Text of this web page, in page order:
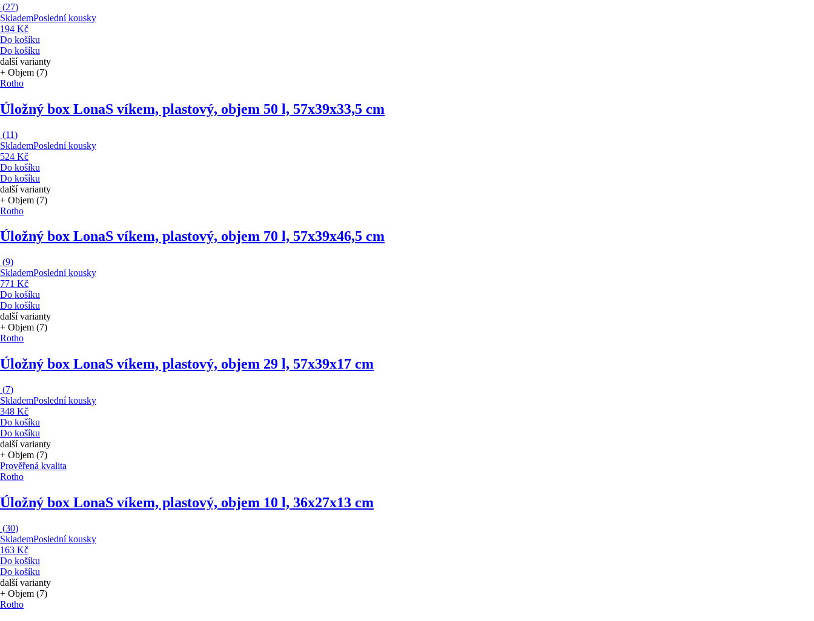
(27)
SklademPoslední kousky
194 Kč
Do košíku
Do košíku
další varianty
+ Objem (7)
Rotho
Úložný box LonaS víkem, plastový, objem 50 l, 57x39x33,5 cm
(11)
SklademPoslední kousky
524 Kč
Do košíku
Do košíku
další varianty
+ Objem (7)
Rotho
Úložný box LonaS víkem, plastový, objem 70 l, 57x39x46,5 cm
(9)
SklademPoslední kousky
771 Kč
Do košíku
Do košíku
další varianty
+ Objem (7)
Rotho
Úložný box LonaS víkem, plastový, objem 29 l, 57x39x17 cm
(7)
SklademPoslední kousky
348 Kč
Do košíku
Do košíku
další varianty
+ Objem (7)
Prověřená kvalita
Rotho
Úložný box LonaS víkem, plastový, objem 10 l, 36x27x13 cm
(30)
SklademPoslední kousky
163 Kč
Do košíku
Do košíku
další varianty
+ Objem (7)
Rotho